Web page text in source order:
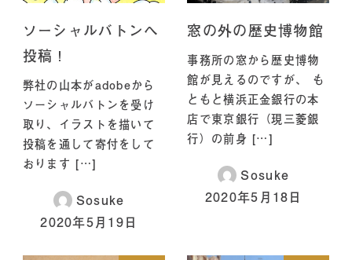
ソーシャルバトンへ
投稿！
弊社の山本がadobeから
ソーシャルバトンを受け
取り、イラストを描いて
投稿を通して寄付をして
おります […]
Sosuke
2020年5月19日
窓の外の歴史博物館
事務所の窓から歴史博物
館が見えるのですが、 も
ともと横浜正金銀行の本
店で東京銀行（現三菱銀
行）の前身 […]
Sosuke
2020年5月18日